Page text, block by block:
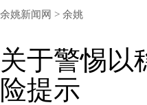
余姚新闻网 > 余姚
关于警惕以
险提示